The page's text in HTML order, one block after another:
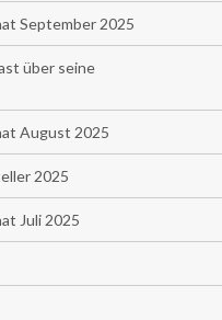
September 2025
über seine
August 2025
2025
Juli 2025